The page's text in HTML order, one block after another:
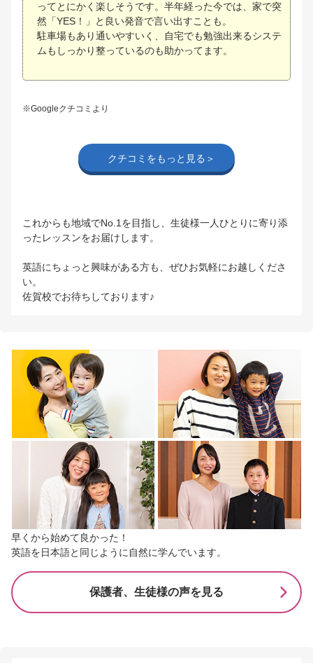
ってとにかく楽しそうです。半年経った今では、家で突
然「YES！」と良い発音で言い出すことも。
駐車場もあり通いやすいく、自宅でも勉強出来るシステ
ムもしっかり整っているのも助かってます。
※Googleクチコミより
クチコミをもっと見る＞
これからも地域でNo.1を目指し、生徒様一人ひとりに寄り添
ったレッスンをお届けします。
英語にちょっと興味がある方も、ぜひお気軽にお越しくださ
い。
佐賀校でお待ちしております♪
早くから始めて良かった！
英語を日本語と同じように自然に学んでいます。
保護者、生徒様の声を見る